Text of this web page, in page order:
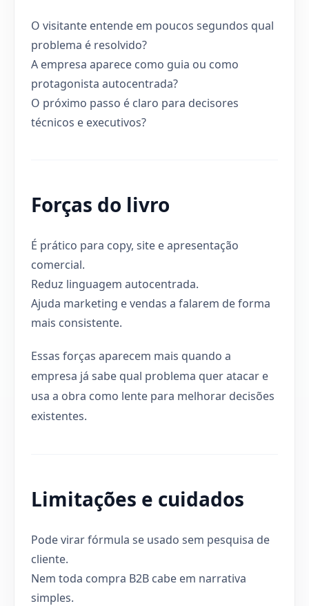
O visitante entende em poucos segundos qual
problema é resolvido?
A empresa aparece como guia ou como
protagonista autocentrada?
O próximo passo é claro para decisores
técnicos e executivos?
Forças do livro
É prático para copy, site e apresentação
comercial.
Reduz linguagem autocentrada.
Ajuda marketing e vendas a falarem de forma
mais consistente.
Essas forças aparecem mais quando a
empresa já sabe qual problema quer atacar e
usa a obra como lente para melhorar decisões
existentes.
Limitações e cuidados
Pode virar fórmula se usado sem pesquisa de
cliente.
Nem toda compra B2B cabe em narrativa
simples.